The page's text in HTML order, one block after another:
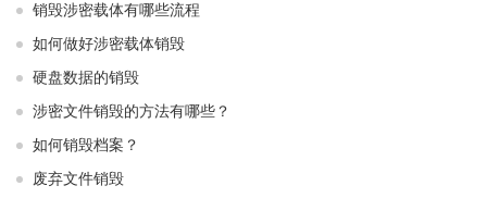
销毁涉密载体有哪些流程
如何做好涉密载体销毁
硬盘数据的销毁
涉密文件销毁的方法有哪些？
如何销毁档案？
废弃文件销毁